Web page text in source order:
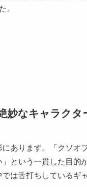
。
妙なキャラクタ
あります。「クソオ
という一貫した目的
は舌打ちしているギ